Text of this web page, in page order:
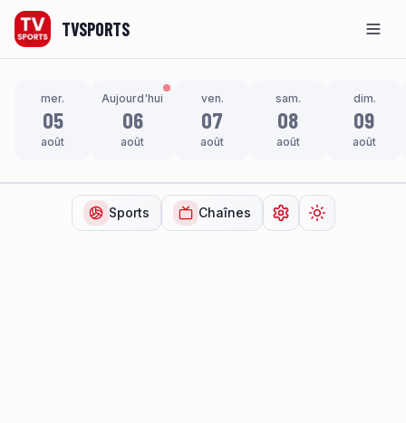
TVSPORTS
mer.
05
août
Aujourd'hui
06
août
ven.
07
août
sam.
08
août
dim.
09
août
Sports Chaînes Ouvrir lesChanger de